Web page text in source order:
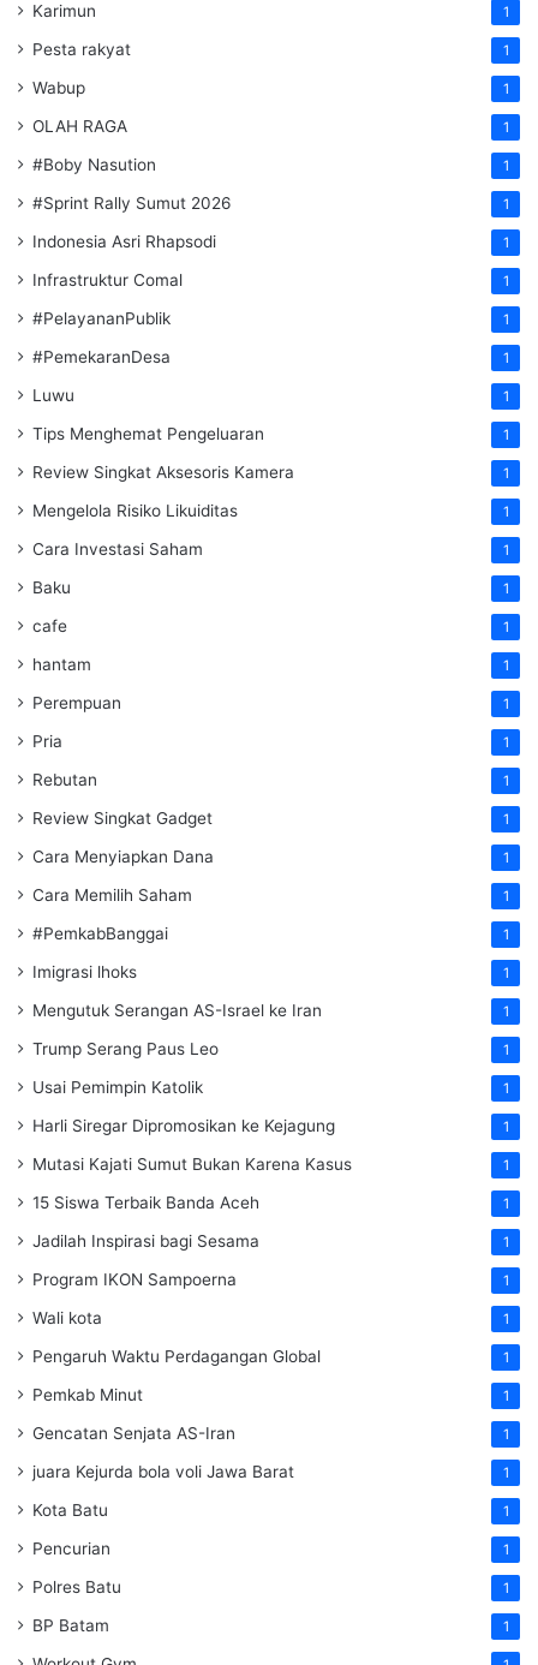
Karimun 1
Pesta rakyat 1
Wabup 1
OLAH RAGA 1
#Boby Nasution 1
#Sprint Rally Sumut 2026 1
Indonesia Asri Rhapsodi 1
Infrastruktur Comal 1
#PelayananPublik 1
#PemekaranDesa 1
Luwu 1
Tips Menghemat Pengeluaran 1
Review Singkat Aksesoris Kamera 1
Mengelola Risiko Likuiditas 1
Cara Investasi Saham 1
Baku 1
cafe 1
hantam 1
Perempuan 1
Pria 1
Rebutan 1
Review Singkat Gadget 1
Cara Menyiapkan Dana 1
Cara Memilih Saham 1
#PemkabBanggai 1
Imigrasi lhoks 1
Mengutuk Serangan AS-Israel ke Iran 1
Trump Serang Paus Leo 1
Usai Pemimpin Katolik 1
Harli Siregar Dipromosikan ke Kejagung 1
Mutasi Kajati Sumut Bukan Karena Kasus 1
15 Siswa Terbaik Banda Aceh 1
Jadilah Inspirasi bagi Sesama 1
Program IKON Sampoerna 1
Wali kota 1
Pengaruh Waktu Perdagangan Global 1
Pemkab Minut 1
Gencatan Senjata AS-Iran 1
juara Kejurda bola voli Jawa Barat 1
Kota Batu 1
Pencurian 1
Polres Batu 1
BP Batam 1